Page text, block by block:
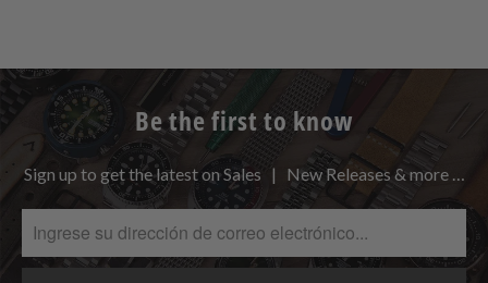
Be the first to know
Sign up to get the latest on Sales | New Releases & more …